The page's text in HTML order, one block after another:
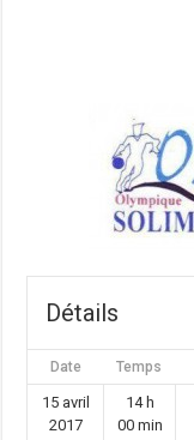
Détails
Date Temps
15 avril
2017
14 h
00 min